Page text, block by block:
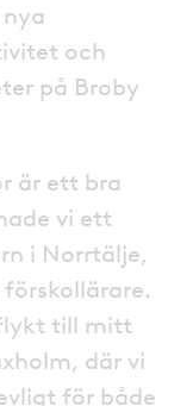
och
på Broby
är ett bra
vi ett
i Norrtälje,
till mitt
där vi
för både